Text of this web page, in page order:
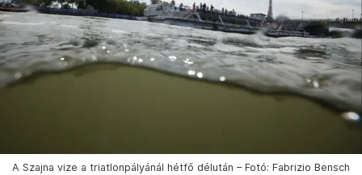
A Szajna vize a triatlonpályánál hétfő délután – Fotó: Fabrizio Bensch